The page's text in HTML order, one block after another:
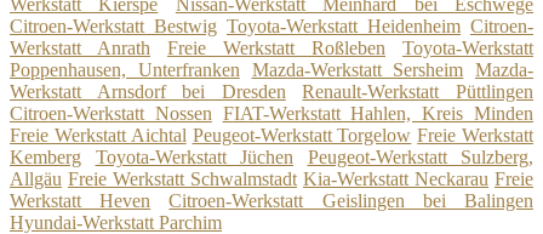
Citroen-Werkstatt Bestwig Toyota-Werkstatt Heidenheim Citroen-
Werkstatt Anrath
Freie Werkstatt Roßleben
Toyota-Werkstatt
Poppenhausen, Unterfranken
Mazda-Werkstatt Sersheim Mazda-
Werkstatt Arnsdorf bei Dresden
Renault-Werkstatt Püttlingen
Citroen-Werkstatt Nossen FIAT-Werkstatt Hahlen, Kreis Minden
Freie Werkstatt Aichtal Peugeot-Werkstatt Torgelow Freie Werkstatt
Kemberg
Toyota-Werkstatt Jüchen
Peugeot-Werkstatt Sulzberg,
Allgäu Freie Werkstatt Schwalmstadt Kia-Werkstatt Neckarau Freie
Werkstatt Heven
Citroen-Werkstatt Geislingen bei Balingen
Hyundai-Werkstatt Parchim